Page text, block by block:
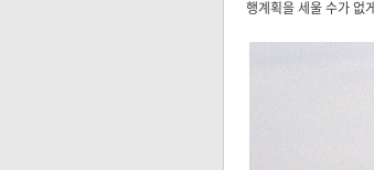
행계획을 세울 수가 없